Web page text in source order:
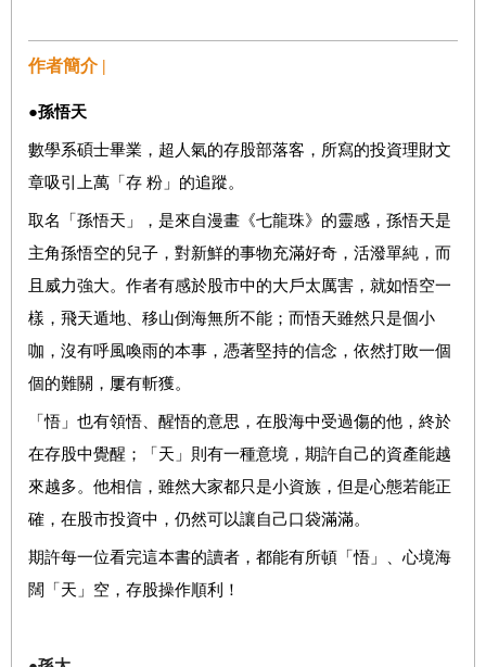
作者簡介 |
●孫悟天
數學系碩士畢業，超人氣的存股部落客，所寫的投資理財文
章吸引上萬「存 粉」的追蹤。
取名「孫悟天」，是來自漫畫《七龍珠》的靈感，孫悟天是
主角孫悟空的兒子，對新鮮的事物充滿好奇，活潑單純，而
且威力強大。作者有感於股市中的大戶太厲害，就如悟空一
樣，飛天遁地、移山倒海無所不能；而悟天雖然只是個小
咖，沒有呼風喚雨的本事，憑著堅持的信念，依然打敗一個
個的難關，屢有斬獲。
「悟」也有領悟、醒悟的意思，在股海中受過傷的他，終於
在存股中覺醒；「天」則有一種意境，期許自己的資產能越
來越多。他相信，雖然大家都只是小資族，但是心態若能正
確，在股市投資中，仍然可以讓自己口袋滿滿。
期許每一位看完這本書的讀者，都能有所頓「悟」、心境海
闊「天」空，存股操作順利！